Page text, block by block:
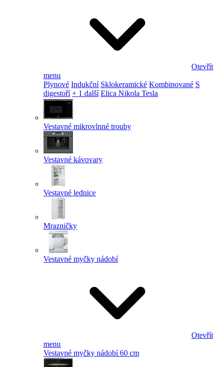
Otevřít
menu
Plynové Indukční Sklokeramické Kombinované S
digestoří + 1 další Elica Nikola Tesla
Vestavné mikrovlnné trouby
Vestavné kávovary
Vestavné lednice
Mrazničky
Vestavné myčky nádobí
Otevřít
menu
Vestavné myčky nádobí 60 cm